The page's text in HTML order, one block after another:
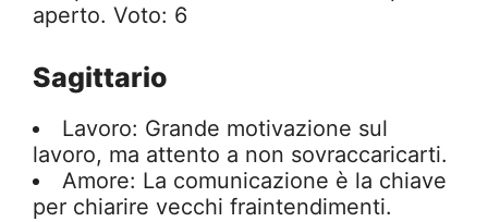
aperto. Voto: 6
Sagittario
Lavoro: Grande motivazione sul
lavoro, ma attento a non sovraccaricarti.
Amore: La comunicazione è la chiave
per chiarire vecchi fraintendimenti.